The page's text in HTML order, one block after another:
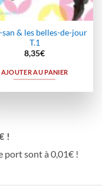
san & les belles-de-jour
T.1
8,35€
AJOUTER AU PANIER
!
port sont à 0,01€ !